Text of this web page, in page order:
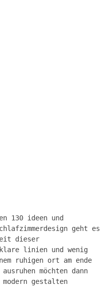
130 ideen und
geht es
dieser
linien und wenig
ruhigen ort am ende
möchten dann
gestalten